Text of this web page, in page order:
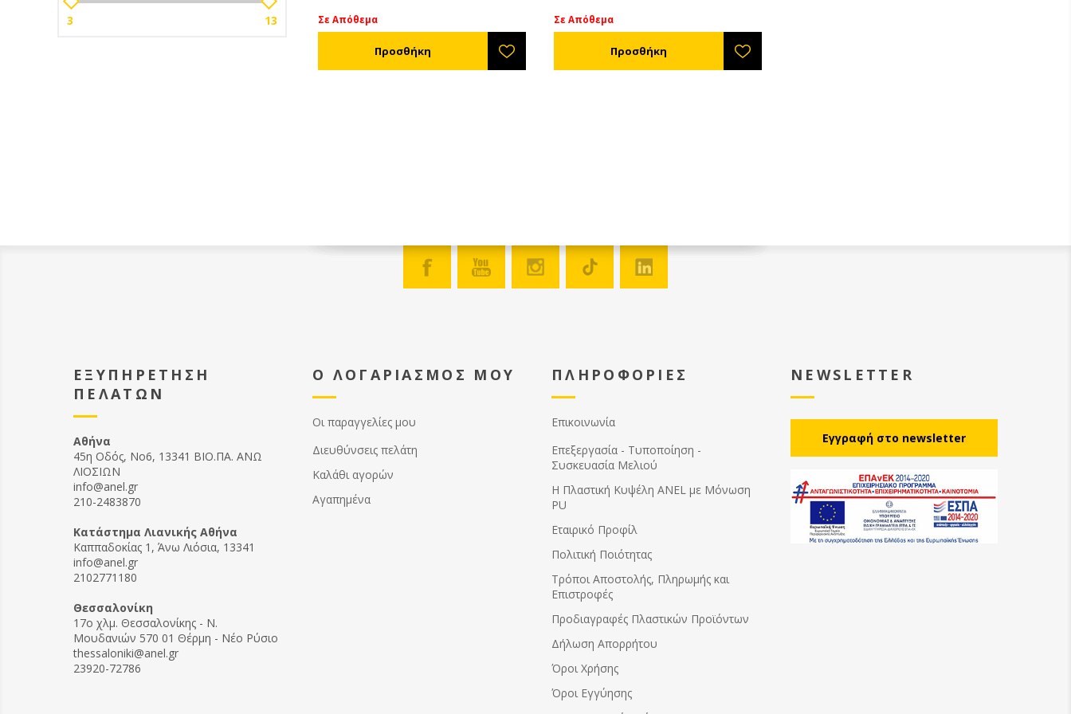
Σε Απόθεμα Σε Απόθεμα
3 13
ΕΞΥΠΗΡΕΤΗΣΗ
ΠΕΛΑΤΩΝ
Αθήνα
45η Οδός, Νο6, 13341 ΒΙΟ.ΠΑ. ΑΝΩ
ΛΙΟΣΙΩΝ
info@anel.gr
210-2483870
Kατάστημα Λιανικής Αθήνα
Καππαδοκίας 1, Άνω Λιόσια, 13341
info@anel.gr
2102771180
Θεσσαλονίκη
17ο χλμ. Θεσσαλονίκης - Ν.
Μουδανιών 570 01 Θέρμη - Νέο Ρύσιο
thessaloniki@anel.gr
23920-72786
Ο ΛΟΓΑΡΙΑΣΜΟΣ ΜΟΥ
Οι παραγγελίες μου
Διευθύνσεις πελάτη
Καλάθι αγορών
Αγαπημένα
ΠΛΗΡΟΦΟΡΙΕΣ
Επικοινωνία
Επεξεργασία - Τυποποίηση -
Συσκευασία Μελιού
Η Πλαστική Κυψέλη ANEL με Μόνωση
PU
Εταιρικό Προφίλ
Πολιτική Ποιότητας
Τρόποι Αποστολής, Πληρωμής και
Επιστροφές
Προδιαγραφές Πλαστικών Προϊόντων
Δήλωση Απορρήτου
Όροι Χρήσης
Όροι Εγγύησης
NEWSLETTER
Eγγραφή στο newsletter